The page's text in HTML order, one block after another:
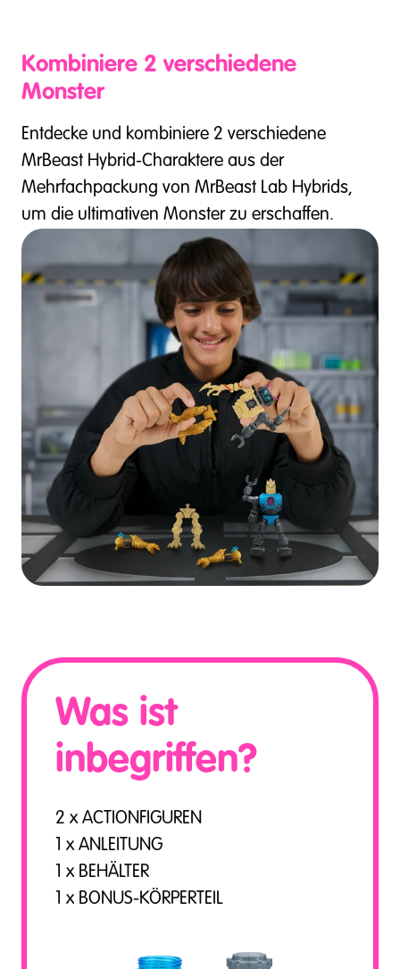
Kombiniere 2 verschiedene
Monster
Entdecke und kombiniere 2 verschiedene
MrBeast Hybrid-Charaktere aus der
Mehrfachpackung von MrBeast Lab Hybrids,
um die ultimativen Monster zu erschaffen.
Was ist
inbegriffen?
2 x ACTIONFIGUREN
1 x ANLEITUNG
1 x BEHÄLTER
1 x BONUS-KÖRPERTEIL